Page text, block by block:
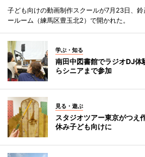
子ども向けの動画制作スクールが7月23日、
ールーム（練馬区豊玉北2）で開かれた。
学ぶ・知る
南田中図書館でラジオDJ
らシニアまで参加
見る・遊ぶ
スタジオツアー東京がつ
休み子ども向けに